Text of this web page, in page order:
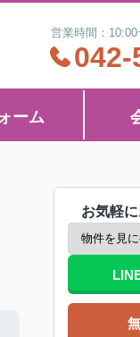
営業時間：
042-
ーム
お気軽